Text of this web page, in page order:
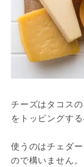
チーズはタコス
をトッピングす
使うのはチェダ
ので構いません